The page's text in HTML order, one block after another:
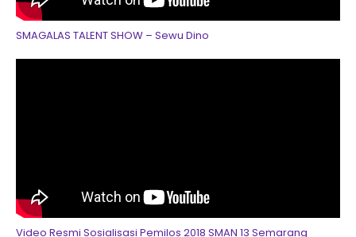
SMAGALAS TALENT SHOW – Sewu Dino
Video Resmi Sosialisasi Pemilos 2018 SMAN 13 Semarang